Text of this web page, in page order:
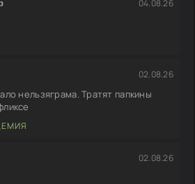
04.08.26
02.08.26
нельзяграма. Тратят папкины
02.08.26